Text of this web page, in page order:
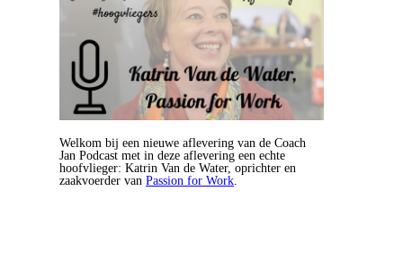
Welkom bij een nieuwe aflevering van de Coach
Jan Podcast met in deze aflevering een echte
hoofvlieger: Katrin Van de Water, oprichter en
zaakvoerder van Passion for Work.